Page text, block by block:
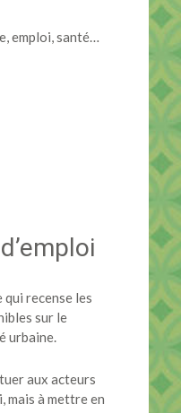
emploi, santé…
recense les
sur le
urbaine.
aux acteurs
mais à mettre en